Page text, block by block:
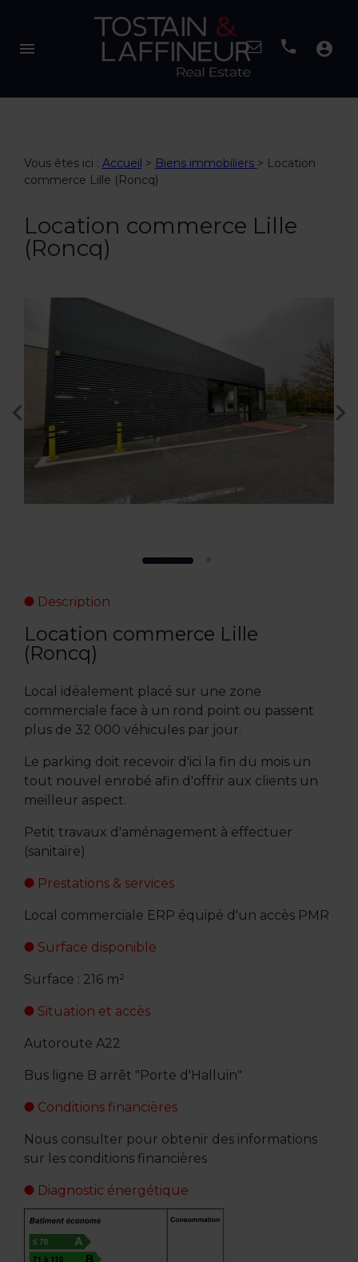
menu account_circle
Vous êtes ici : Accueil > Biens immobiliers > Location
commerce Lille (Roncq)
Location commerce Lille
(Roncq)
Description
Location commerce Lille
(Roncq)
Local idéalement placé sur une zone
commerciale face à un rond point ou passent
plus de 32 000 véhicules par jour.
Le parking doit recevoir d'ici la fin du mois un
tout nouvel enrobé afin d'offrir aux clients un
meilleur aspect.
Petit travaux d'aménagement à effectuer
(sanitaire)
Prestations & services
Local commerciale ERP équipé d'un accès PMR
Surface disponible
Surface : 216 m²
Situation et accès
Autoroute A22
Bus ligne B arrêt "Porte d'Halluin"
Conditions financières
Nous consulter pour obtenir des informations
sur les conditions financières
Diagnostic énergétique